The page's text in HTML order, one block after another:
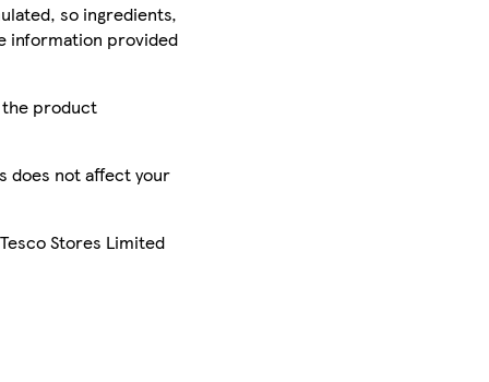
so ingredients,
information provided
the product
does not affect your
Stores Limited